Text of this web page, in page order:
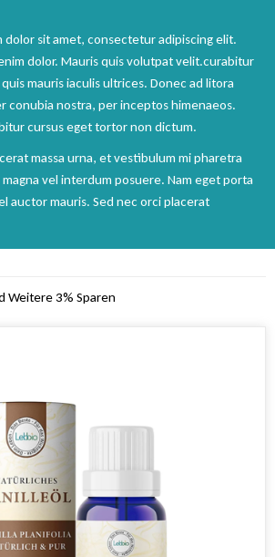
dolor sit amet, consectetur adipiscing elit.
dolor. Mauris quis volutpat velit.curabitur
mauris iaculis ultrices. Donec ad litora
conubia nostra, per inceptos himenaeos.
cursus eget tortor non dictum.
massa urna, et vestibulum mi pharetra
vel interdum posuere. Nam eget porta
auctor mauris. Sed nec orci placerat
Weitere 3% Sparen